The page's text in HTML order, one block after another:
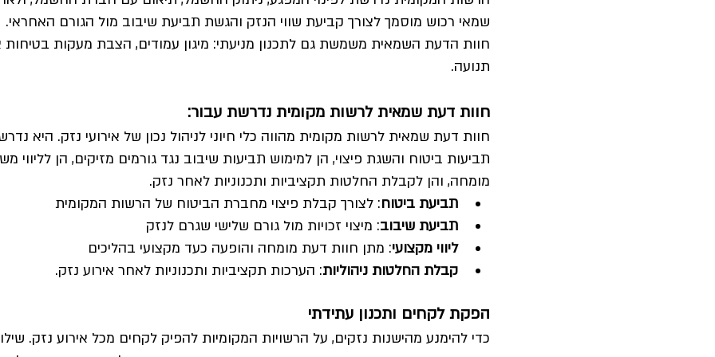
שמאי רכוש מוסמך לצורך קביעת שווי הנזק והגשת תביעת שיבוב מול הגורם האחראי.
חוות הדעת השמאית משמשת גם לתכנון מניעתי: מיגון עמודים, הצבת מעקות בטיחות
תנועה.
חוות דעת שמאית לרשות מקומית נדרשת עבור:
חוות דעת שמאית לרשות מקומית מהווה כלי חיוני לניהול נכון של אירועי נזק. היא
תביעות ביטוח והשגת פיצוי, הן למימוש תביעות שיבוב נגד גורמים מזיקים, הן לליווי
מומחה, והן לקבלת החלטות תקציביות ותכנוניות לאחר נזק.
תביעת ביטוח: לצורך קבלת פיצוי מחברת הביטוח של הרשות המקומית
תביעת שיבוב: מיצוי זכויות מול גורם שלישי שגרם לנזק
ליווי מקצועי: מתן חוות דעת מומחה והופעה כעד מקצועי בהליכים
קבלת החלטות ניהוליות: הערכות תקציביות ותכנוניות לאחר אירוע נזק.
הפקת לקחים ותכנון עתידתי
כדי להימנע מהישנות נזקים, על הרשויות המקומיות להפיק לקחים מכל אירוע נזק.